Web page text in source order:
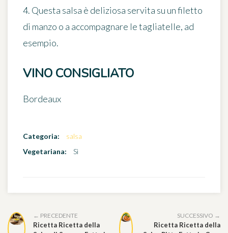
4. Questa salsa è deliziosa servita su un filetto
di manzo o a accompagnare le tagliatelle, ad
esempio.
VINO CONSIGLIATO
Bordeaux
Categoria:
salsa
Vegetariana:
Sì
← PRECEDENTE
Ricetta Ricetta della
SUCCESSIVO →
Ricetta Ricetta della